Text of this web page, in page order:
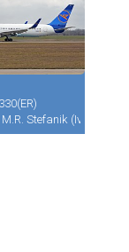
Stefanik (Ivanka)